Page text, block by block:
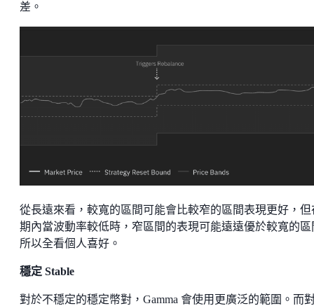
差。
從長遠來看，較寬的區間可能會比較窄的區間表現更好，但
期內當波動率較低時，窄區間的表現可能遠遠優於較寬的區
所以全看個人喜好。
穩定 Stable
對於不穩定的穩定幣對，Gamma 會使用更廣泛的範圍。而